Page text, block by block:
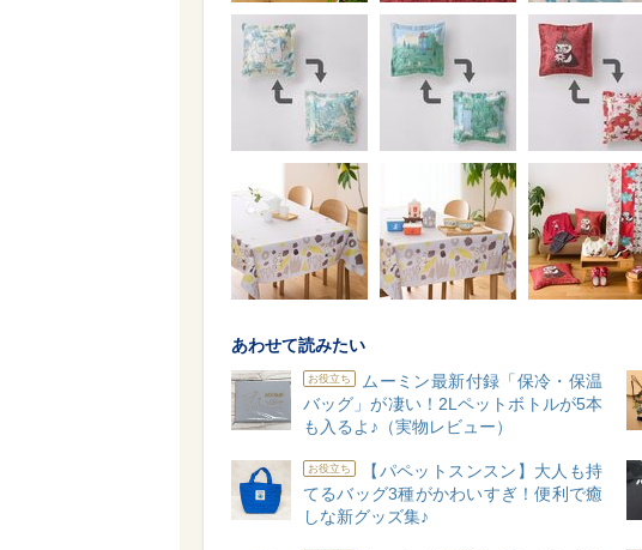
あわせて読みたい
お役立ち
ムーミン最新付録「保冷・保温
バッグ」が凄い！2Lペットボトルが5本
も入るよ♪（実物レビュー）
お役立ち
【パペットスンスン】大人も持
てるバッグ3種がかわいすぎ！便利で癒
しな新グッズ集♪